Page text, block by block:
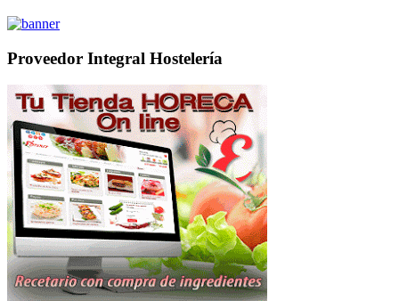
Proveedor Integral Hostelería